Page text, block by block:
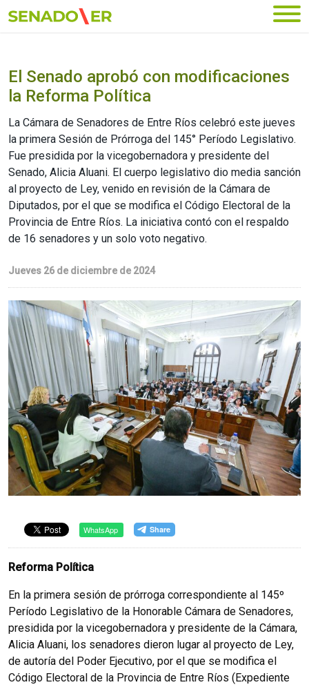
Ir al menú principal
El Senado aprobó con modificaciones
la Reforma Política
La Cámara de Senadores de Entre Ríos celebró este jueves
la primera Sesión de Prórroga del 145° Período Legislativo.
Fue presidida por la vicegobernadora y presidente del
Senado, Alicia Aluani. El cuerpo legislativo dio media sanción
al proyecto de Ley, venido en revisión de la Cámara de
Diputados, por el que se modifica el Código Electoral de la
Provincia de Entre Ríos. La iniciativa contó con el respaldo
de 16 senadores y un solo voto negativo.
Jueves 26 de diciembre de 2024
WhatsApp
Reforma Política
En la primera sesión de prórroga correspondiente al 145º
Período Legislativo de la Honorable Cámara de Senadores,
presidida por la vicegobernadora y presidente de la Cámara,
Alicia Aluani, los senadores dieron lugar al proyecto de Ley,
de autoría del Poder Ejecutivo, por el que se modifica el
Código Electoral de la Provincia de Entre Ríos (Expediente